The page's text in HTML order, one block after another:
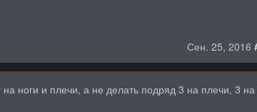
Сен. 25, 2016
ноги и плечи, а не делать подряд 3 на плечи, 3 на